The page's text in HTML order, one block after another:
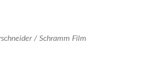
/ Schramm Film